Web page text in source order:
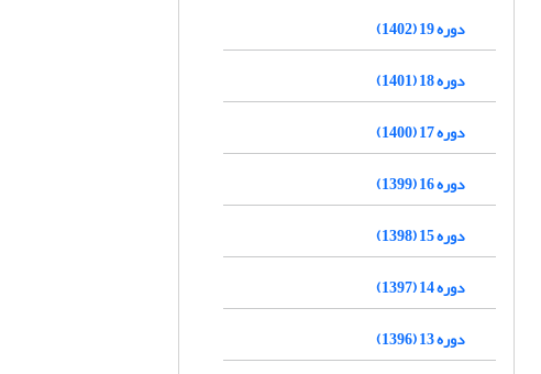
دوره 19 (1402)
دوره 18 (1401)
دوره 17 (1400)
دوره 16 (1399)
دوره 15 (1398)
دوره 14 (1397)
دوره 13 (1396)